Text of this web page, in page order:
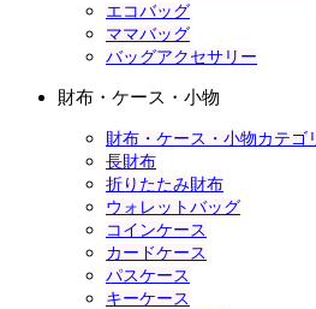
エコバッグ
ママバッグ
バッグアクセサリー
財布・ケース・小物
財布・ケース・小物カテゴ
長財布
折りたたみ財布
ウォレットバッグ
コインケース
カードケース
パスケース
キーケース